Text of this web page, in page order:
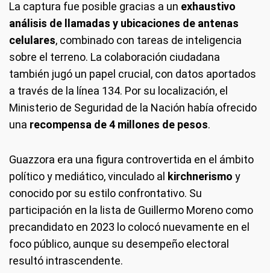
La captura fue posible gracias a un exhaustivo
análisis de llamadas y ubicaciones de antenas
celulares, combinado con tareas de inteligencia
sobre el terreno. La colaboración ciudadana
también jugó un papel crucial, con datos aportados
a través de la línea 134. Por su localización, el
Ministerio de Seguridad de la Nación había ofrecido
una recompensa de 4 millones de pesos.
Guazzora era una figura controvertida en el ámbito
político y mediático, vinculado al kirchnerismo y
conocido por su estilo confrontativo. Su
participación en la lista de Guillermo Moreno como
precandidato en 2023 lo colocó nuevamente en el
foco público, aunque su desempeño electoral
resultó intrascendente.